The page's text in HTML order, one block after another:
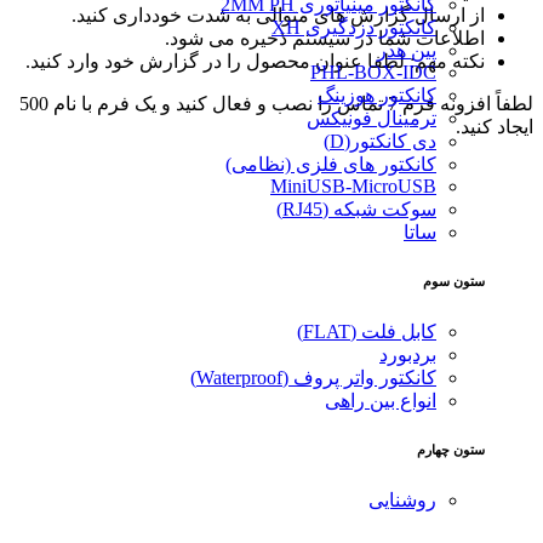
کانکتور دزدگیری XH
پین هدر
PHL-BOX-IDC
کانکتور هوزینگ
ترمینال فونیکس
دی کانکتور(D)
کانکتور های فلزی (نظامی)
MiniUSB-MicroUSB
سوکت شبکه (RJ45)
ساتا
ستون سوم
کابل فلت (FLAT)
بردبورد
کانکتور واتر پروف (Waterproof)
انواع بین راهی
ستون چهارم
روشنایی
از ارسال گزارش های متوالی به شدت خودداری کنید.
اطلاعات شما در سیستم ذخیره می شود.
نکته مهم: لطفا عنوان محصول را در گزارش خود وارد کنید.
لطفاً افزونه فرم 7 تماس را نصب و فعال کنید و یک فرم با نام 500
ایجاد کنید.